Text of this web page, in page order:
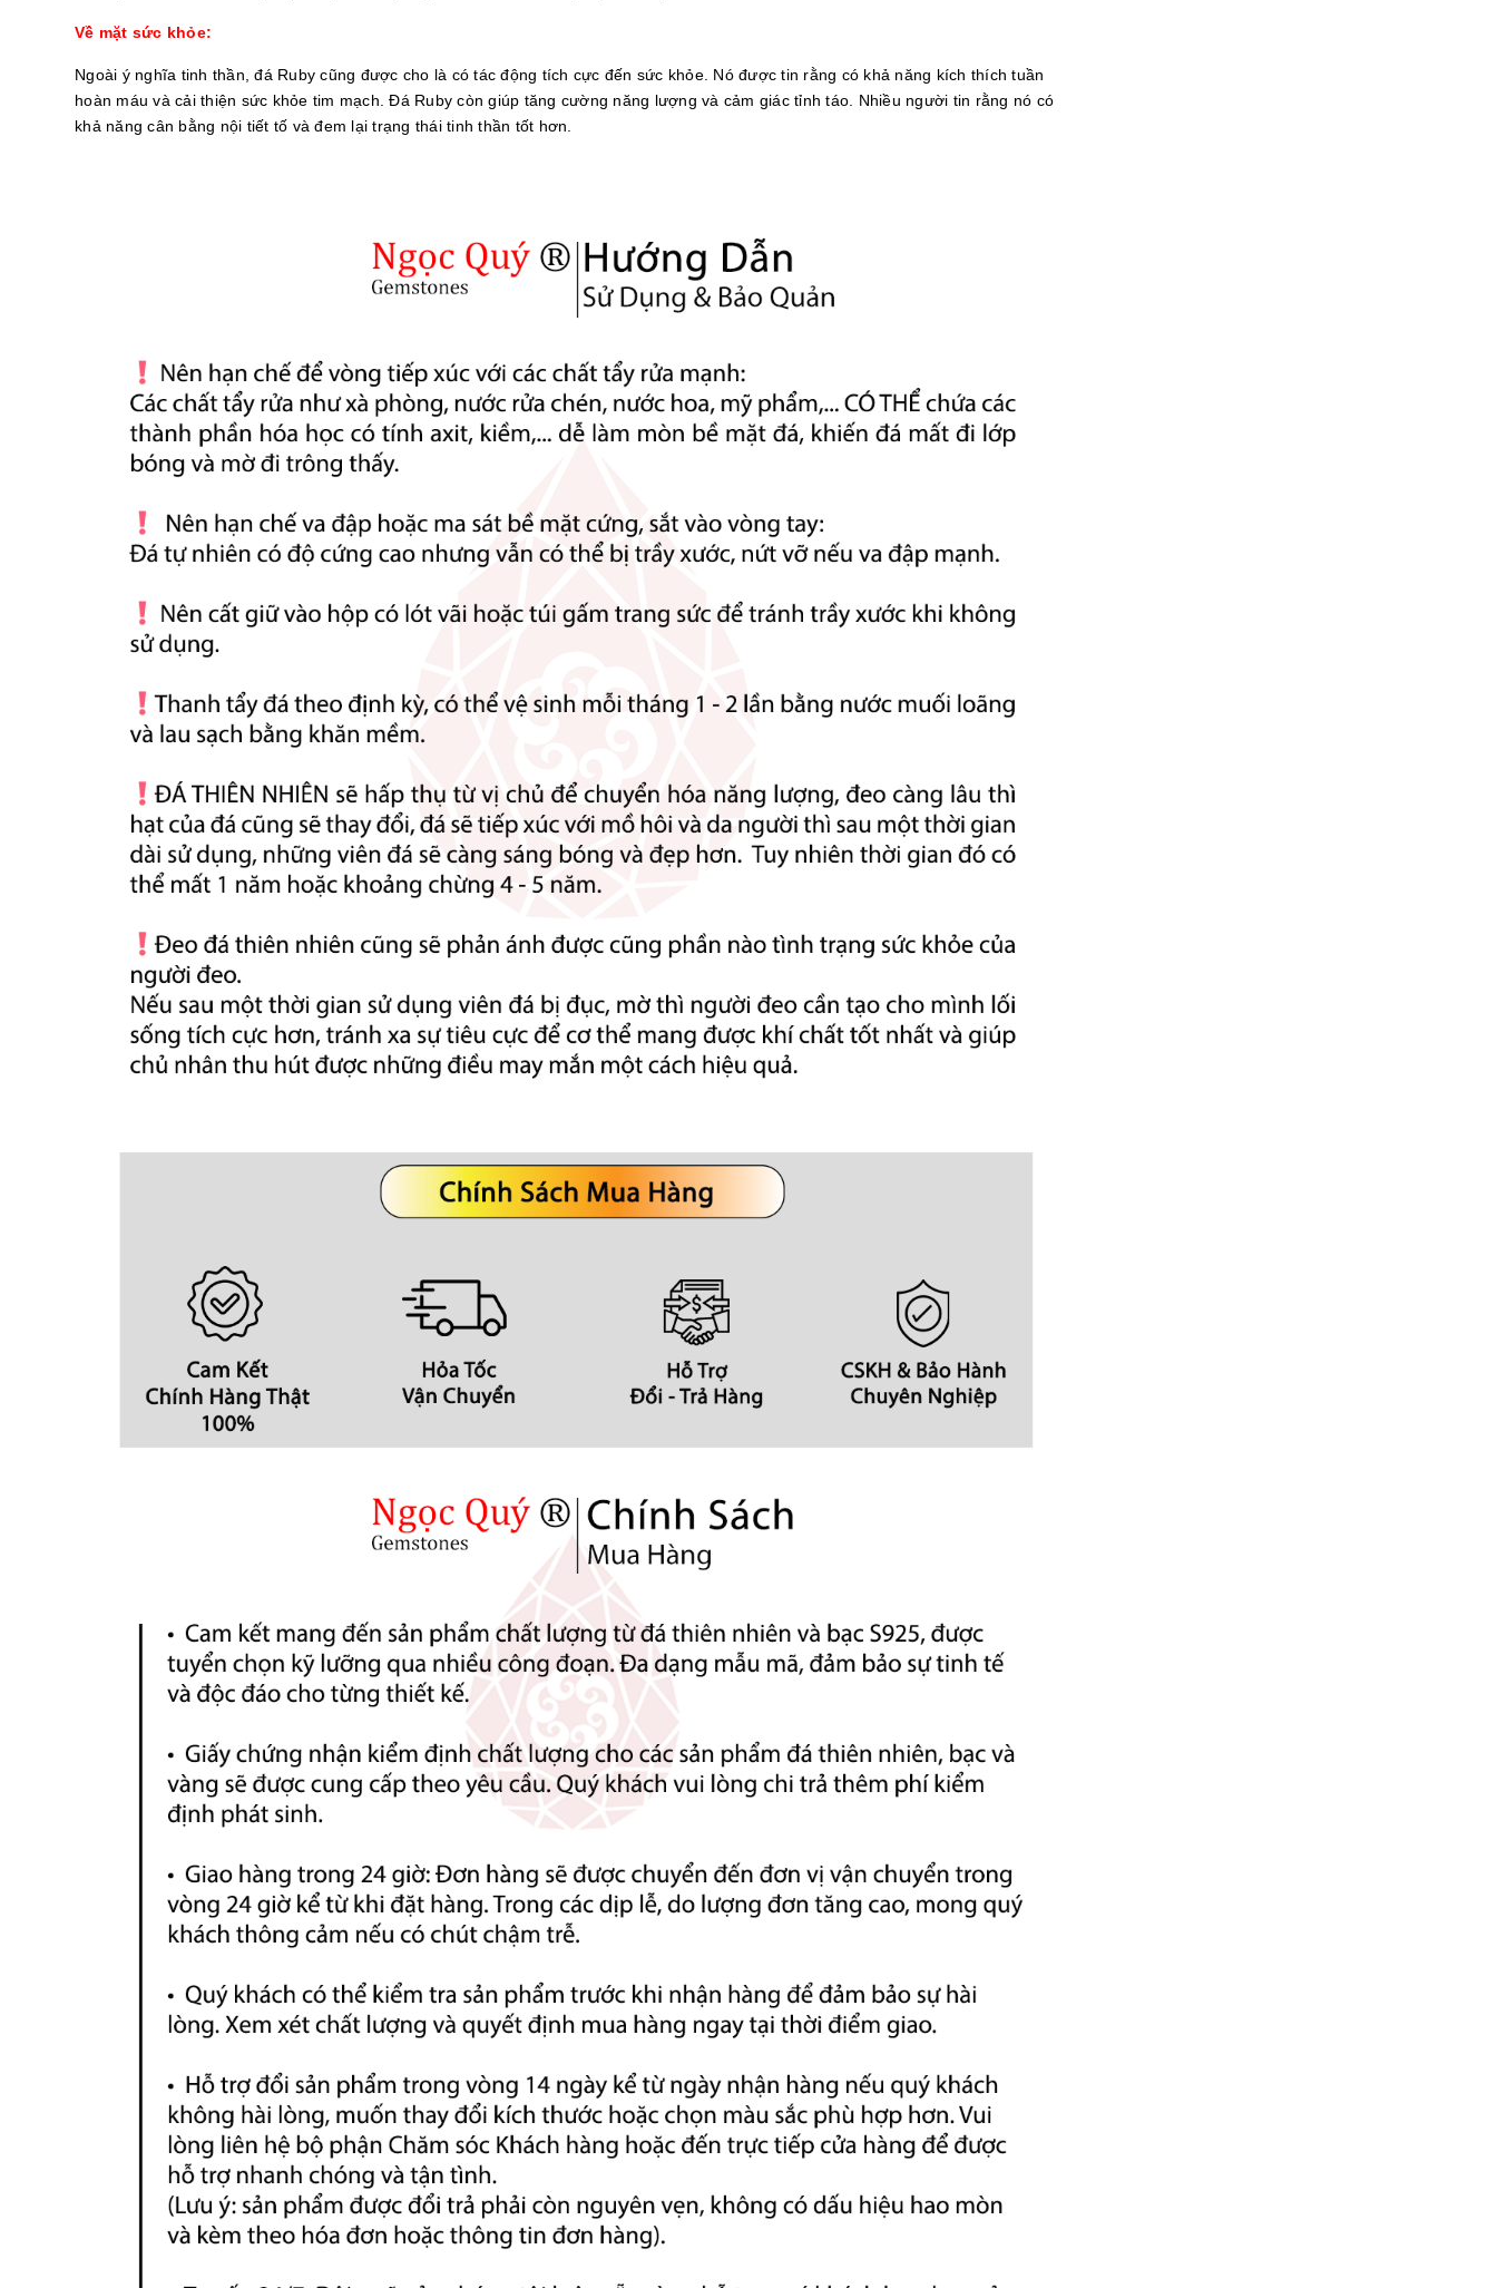
Về mặt sức khỏe:
Ngoài ý nghĩa tinh thần, đá Ruby cũng được cho là có tác động tích cực đến sức khỏe. Nó được tin rằng có khả năng kích thích tuần
hoàn máu và cải thiện sức khỏe tim mạch. Đá Ruby còn giúp tăng cường năng lượng và cảm giác tỉnh táo. Nhiều người tin rằng nó có
khả năng cân bằng nội tiết tố và đem lại trạng thái tinh thần tốt hơn.